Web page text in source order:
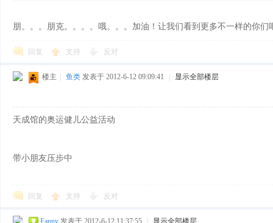
朋。。。朋克。。。。哦。。。加油！让我们看到更多不一样的你们
回复 支持 反对
楼主 鱼类 发表于 2012-6-12 09:09:41 显示全部楼层
天成馆的奥运健儿公益活动
带小朋友压步中
回复 支持 反对
Fanny 发表于 2012-6-12 11:37:55 显示全部楼层